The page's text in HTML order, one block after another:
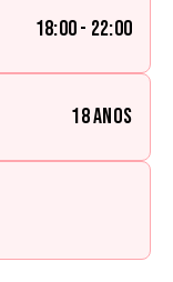
18:00 - 22:00
18 anos